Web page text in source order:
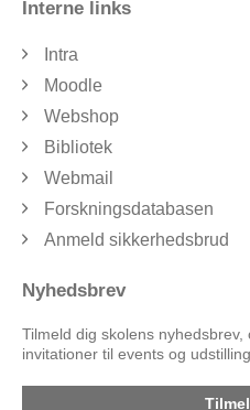
Interne links
Intra
Moodle
Webshop
Bibliotek
Webmail
Forskningsdatabasen
Anmeld sikkerhedsbrud
Nyhedsbrev
Tilmeld dig skolens
invitationer til events og